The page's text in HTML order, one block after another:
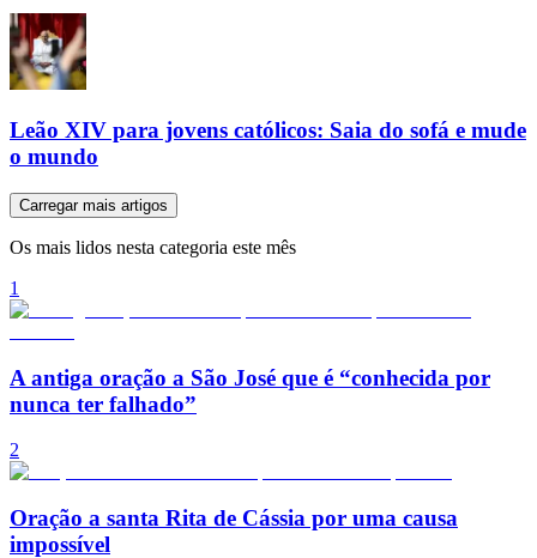
Leão XIV para jovens católicos: Saia do sofá e mude
o mundo
Carregar mais artigos
Os mais lidos nesta categoria este mês
1
A antiga oração a São José que é “conhecida por
nunca ter falhado”
2
Oração a santa Rita de Cássia por uma causa
impossível